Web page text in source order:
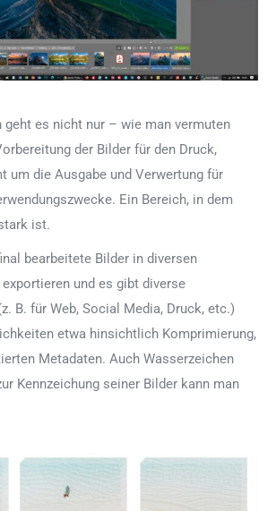
geht es nicht nur – wie man vermuten
der Bilder für den Druck,
um die Ausgabe und Verwertung für
Ein Bereich, in dem
ist.
bearbeitete Bilder in diversen
und es gibt diverse
B. für Web, Social Media, Druck, etc.)
etwa hinsichtlich Komprimierung,
Metadaten. Auch Wasserzeichen
Kennzeichung seiner Bilder kann man